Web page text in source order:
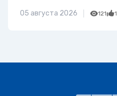
05 августа 2026 121 1